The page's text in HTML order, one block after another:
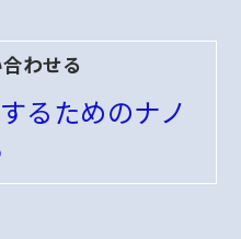
わせる
るためのナノ